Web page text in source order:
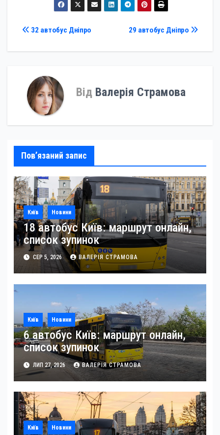
Навігація
записів
29 автобус Дніпро
32 автобус Дніпро
Від Валерія Страмова
Пов’язаний запис
Київ Новини
18 автобус Київ: маршрут онлайн,
список зупинок
СЕР 5, 2026 ВАЛЕРІЯ СТРАМОВА
Київ Новини
6 автобус Київ: маршрут онлайн,
список зупинок
ЛИП 27, 2026 ВАЛЕРІЯ СТРАМОВА
Київ Новини